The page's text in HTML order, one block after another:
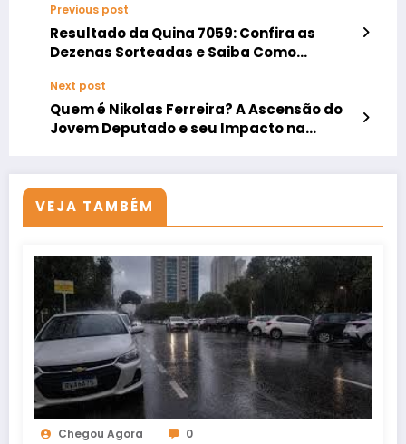
Previous post
Resultado da Quina 7059: Confira as
Dezenas Sorteadas e Saiba Como
Next post
Quem é Nikolas Ferreira? A Ascensão do
Jovem Deputado e seu Impacto na
VEJA TAMBÉM
Chegou Agora 0